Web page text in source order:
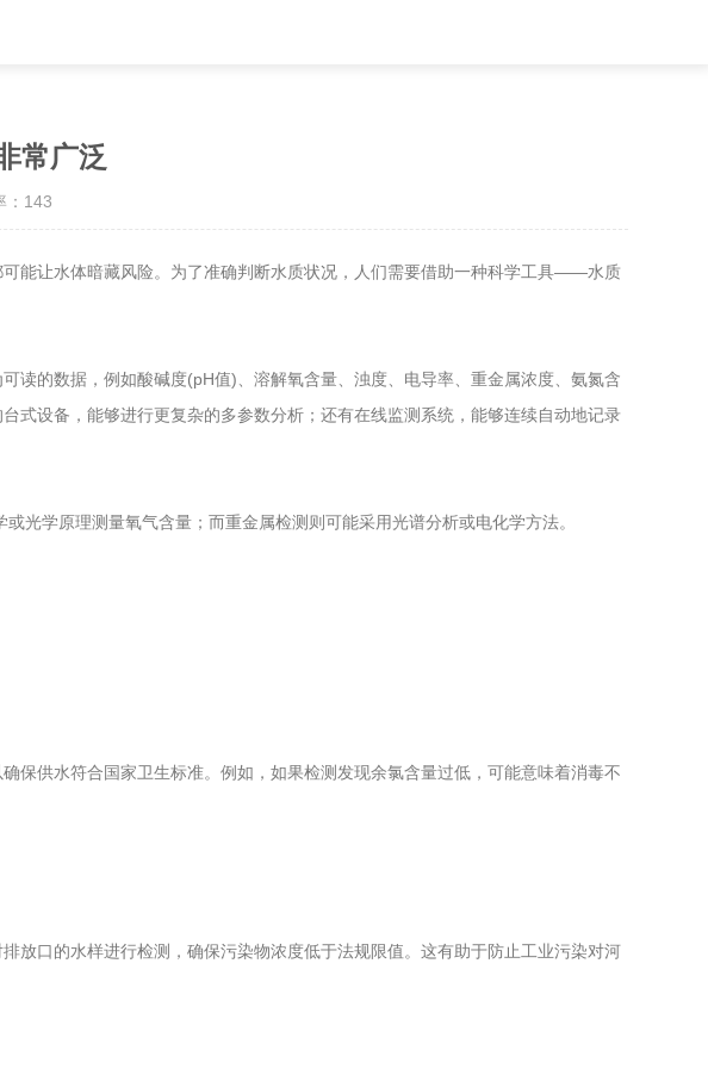
常广泛
：143
能让水体暗藏风险。为了准确判断水质状况，人们需要借助一种科学工具——水质
读的数据，例如酸碱度(pH值)、溶解氧含量、浊度、电导率、重金属浓度、氨氮含
式设备，能够进行更复杂的多参数分析；还有在线监测系统，能够连续自动地记录
学原理测量氧气含量；而重金属检测则可能采用光谱分析或电化学方法。
供水符合国家卫生标准。例如，如果检测发现余氯含量过低，可能意味着消毒不
口的水样进行检测，确保污染物浓度低于法规限值。这有助于防止工业污染对河